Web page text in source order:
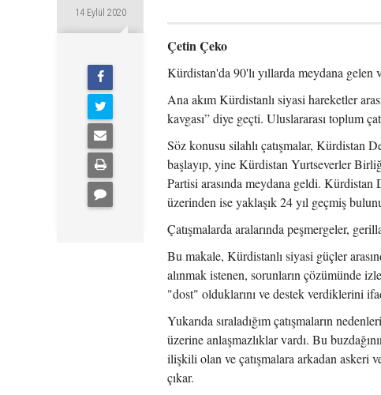
14 Eylül 2020
Çetin Çeko
Kürdistan'da 90'lı yıllarda meydana gelen
Ana akım Kürdistanlı siyasi hareketler
kavgası” diye geçti. Uluslararası toplum
Söz konusu silahlı çatışmalar, Kürdistan
başlayıp, yine Kürdistan Yurtseverler
Partisi arasında meydana geldi.
üzerinden ise yaklaşık 24 yıl geçmiş
Çatışmalarda aralarında peşmergeler,
Bu makale, Kürdistanlı siyasi güçler
alınmak istenen, sorunların çözümünde
"dost" olduklarını ve destek verdiklerini
Yukarıda sıraladığım çatışmaların
üzerine anlaşmazlıklar vardı. Bu
ilişkili olan ve çatışmalara arkadan askeri
çıkar.